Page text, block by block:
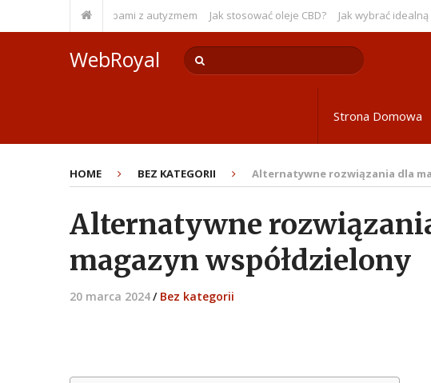
w pracy z osobami z autyzmem Jak stosować oleje CBD? Jak wybrać idealną
WebRoyal
Strona Domowa
HOME BEZ KATEGORII Alternatywne rozwiązania dla
Alternatywne
magazyn współdzielony
20 marca 2024/ Bez kategorii